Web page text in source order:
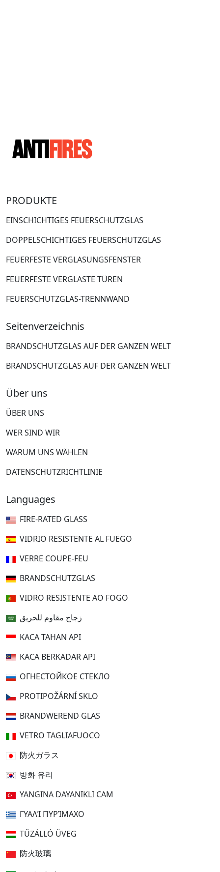
PRODUKTE
EINSCHICHTIGES FEUERSCHUTZGLAS
DOPPELSCHICHTIGES FEUERSCHUTZGLAS
FEUERFESTE VERGLASUNGSFENSTER
FEUERFESTE VERGLASTE TÜREN
FEUERSCHUTZGLAS-TRENNWAND
Seitenverzeichnis
BRANDSCHUTZGLAS AUF DER GANZEN WELT
BRANDSCHUTZGLAS AUF DER GANZEN WELT
Über uns
ÜBER UNS
WER SIND WIR
WARUM UNS WÄHLEN
DATENSCHUTZRICHTLINIE
Languages
FIRE-RATED GLASS
VIDRIO RESISTENTE AL FUEGO
VERRE COUPE-FEU
BRANDSCHUTZGLAS
VIDRO RESISTENTE AO FOGO
زجاج مقاوم للحريق
KACA TAHAN API
KACA BERKADAR API
ОГНЕСТОЙКОЕ СТЕКЛО
PROTIPOŽÁRNÍ SKLO
BRANDWEREND GLAS
VETRO TAGLIAFUOCO
防火ガラス
방화 유리
YANGINA DAYANIKLI CAM
ΓΥΑΛΊ ΠΥΡΊΜΑΧΟ
TŰZÁLLÓ ÜVEG
防火玻璃